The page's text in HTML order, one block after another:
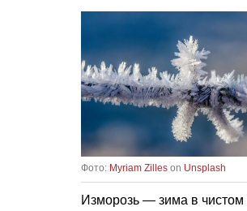
Фото: Myriam Zilles on Unsplash
Изморозь — зима в чистом